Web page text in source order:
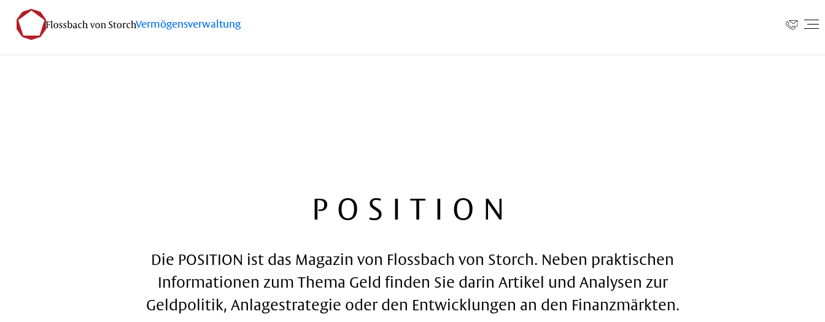
Vermögensverwaltung
Startseite Investieren Vermögensverwaltung
POSITION
Die POSITION ist das Magazin von Flossbach von Storch. Neben praktischen
Informationen zum Thema Geld finden Sie darin Artikel und Analysen zur
Geldpolitik, Anlagestrategie oder den Entwicklungen an den Finanzmärkten.